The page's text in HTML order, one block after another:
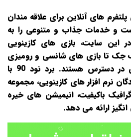
پلتفرم‌ های آنلاین برای علاقه‌ مندان
و خدمات جذاب و متنوعی را به
این سایت، بازی‌ های کازینویی
جک تا بازی‌ های شانسی و رومیزی
با بالاترین ضرایب ممکن در دسترس هستند. برد نود 90 با
نرم‌ افزار های کازینویی، مجموعه‌
باکیفیت، انیمیشن‌ های خیره‌
ارائه می‌ دهد.